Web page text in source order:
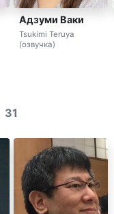
Адзуми Ваки
Tsukimi Teruya
(озвучка)
31